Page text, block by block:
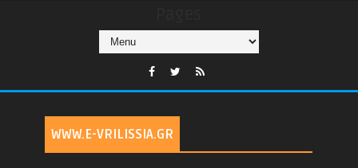
WWW.E-VRILISSIA.GR